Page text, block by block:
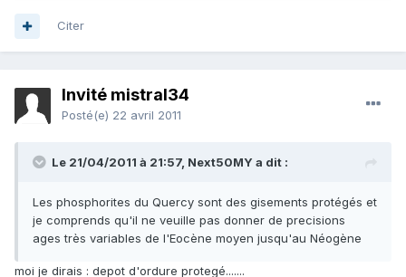
Citer
Invité mistral34
Posté(e) 22 avril 2011
Le 21/04/2011 à 21:57, Next50MY a dit :
Les phosphorites du Quercy sont des gisements protégés et
je comprends qu'il ne veuille pas donner de precisions
ages très variables de l'Eocène moyen jusqu'au Néogène
moi je dirais : depot d'ordure protegé.......